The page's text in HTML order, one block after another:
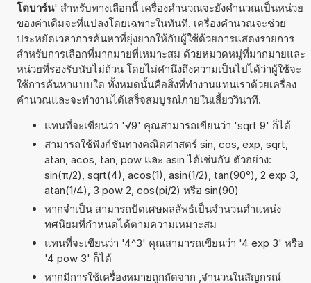
โตบาร์น' สำหรับทางเลือกนี้ เครื่องคำนวณจะยังคำนวณเป็นหน่วย
ของค่าเดิมจะที่แปลงโดยเฉพาะในทันที. เครื่องคำนวณจะช่วย
ประหยัดเวลาการค้นหาที่ยุ่งยากให้กับผู้ใช้ด้วยการแสดงรายการ
สำหรับการเลือกที่มากมายที่เหมาะสม ด้วยหมวดหมู่ที่มากมายและ
หน่วยที่รองรับนับไม่ถ้วน โดยไม่คำนึงถึงความเป็นไปได้ว่าผู้ใช้จะ
ใช้การค้นหาแบบใด ทั้งหมดนั้นคือสิ่งที่ทำงานแทนเราด้วยเครื่อง
คำนวณและจะทำงานได้เสร็จสมบูรณ์ภายในเสี้ยววินาที.
แทนที่จะเขียนว่า '√9' คุณสามารถเขียนว่า 'sqrt 9' ก็ได้
สามารถใช้ฟังก์ชันทางคณิตศาสตร์ sin, cos, exp, sqrt,
atan, acos, tan, pow และ asin ได้เช่นกัน ตัวอย่าง:
sin(π/2), sqrt(4), acos(1), asin(1/2), tan(90°), 2 exp 3,
atan(1/4), 3 pow 2, cos(pi/2) หรือ sin(90)
หากจำเป็น สามารถปัดเศษผลลัพธ์เป็นจำนวนตำแหน่ง
ทศนิยมที่กำหนดได้ตามความเหมาะสม
แทนที่จะเขียนว่า '4^3' คุณสามารถเขียนว่า '4 exp 3' หรือ
'4 pow 3' ก็ได้
หากมีการใช้เครื่องหมายถูกถัดจาก ,จำนวนในสัญกรณ์